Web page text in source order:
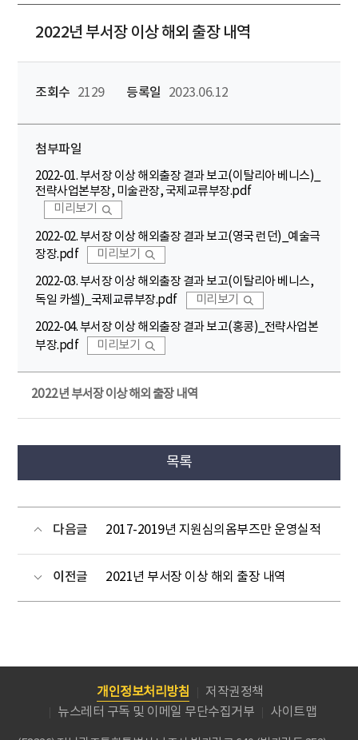
2022년 부서장 이상 해외 출장 내역
조회수 2129 등록일 2023.06.12
첨부파일
2022-01. 부서장 이상 해외출장 결과 보고(이탈리아 베니스)_
전략사업본부장, 미술관장, 국제교류부장.pdf
미리보기
2022-02. 부서장 이상 해외출장 결과 보고(영국 런던)_예술극
장장.pdf
미리보기
2022-03. 부서장 이상 해외출장 결과 보고(이탈리아 베니스,
독일 카셀)_국제교류부장.pdf
미리보기
2022-04. 부서장 이상 해외출장 결과 보고(홍콩)_전략사업본
부장.pdf
미리보기
2022년 부서장 이상 해외 출장 내역
목록
다음글 2017-2019년 지원심의옴부즈만 운영실적
이전글 2021년 부서장 이상 해외 출장 내역
개인정보처리방침
저작권정책
뉴스레터 구독 및 이메일 무단수집거부
사이트맵